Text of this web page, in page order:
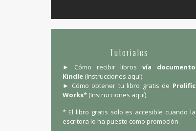
Tutoriales
► Cómo recibir librosvía documento
Kindle (Instrucciones aquí).
► Cómo obtener tu libro gratis de Prolific
Works* (Instrucciones aquí).
* El libro gratis solo es accesible cuando la
escritora lo ha puesto como promoción.